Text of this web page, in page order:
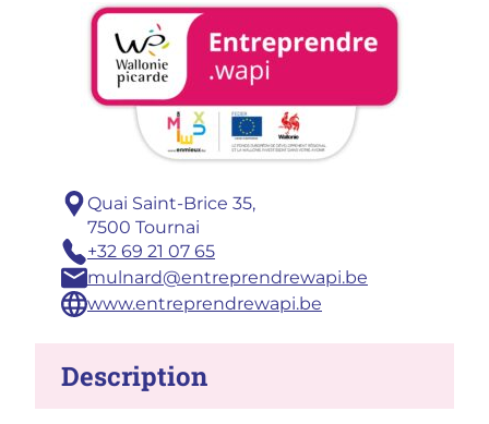
Adresse :
Quai Saint-Brice 35,
7500 Tournai
Téléphone :
+32 69 21 07 65
Email :
mulnard@entreprendrewapi.be
Site :www.entreprendrewapi.be
Description